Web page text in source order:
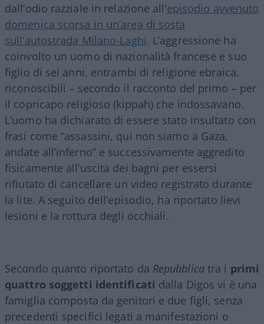
dall’odio razziale in relazione all’episodio avvenuto
domenica scorsa in un’area di sosta
sull’autostrada Milano-Laghi. L’aggressione ha
coinvolto un uomo di nazionalità francese e suo
figlio di sei anni, entrambi di religione ebraica,
riconoscibili – secondo il racconto del primo – per
il copricapo religioso (kippah) che indossavano.
L’uomo ha dichiarato di essere stato insultato con
frasi come “assassini, qui non siamo a Gaza,
andate all’inferno” e successivamente aggredito
fisicamente all’uscita dei bagni per essersi
rifiutato di cancellare un video registrato durante
la lite. A seguito dell’episodio, ha riportato lievi
lesioni e la rottura degli occhiali.
Secondo quanto riportato da Repubblicatra i primi
quattro soggetti identificati dalla Digos vi è una
famiglia composta da genitori e due figli, senza
precedenti specifici legati a manifestazioni o